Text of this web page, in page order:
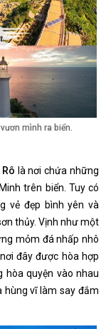
mình ra biển.
là nơi chứa những
trên biển. Tuy có
vẻ đẹp bình yên và
thủy. Vịnh như một
mỏm đá nhấp nhô
đây được hòa hợp
hòa quyện vào nhau
vĩ làm say đắm